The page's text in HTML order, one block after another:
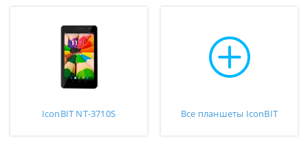
IconBIT NT-3710S Все планшеты IconBIT